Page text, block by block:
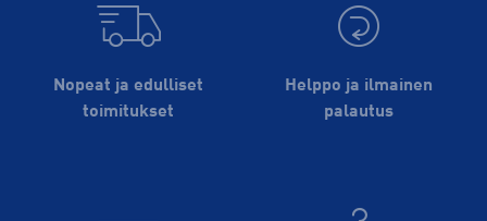
Nopeat ja edulliset
toimitukset
Helppo ja ilmainen
palautus